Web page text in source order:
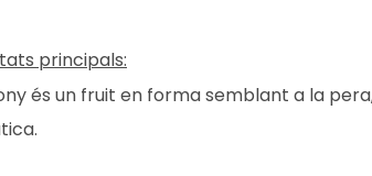
principals:
és un fruit en forma semblant a la